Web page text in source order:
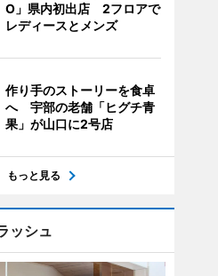
O」県内初出店 2フロアで
レディースとメンズ
作り手のストーリーを食卓
へ 宇部の老舗「ヒグチ青
果」が山口に2号店
もっと見る
ッシュ